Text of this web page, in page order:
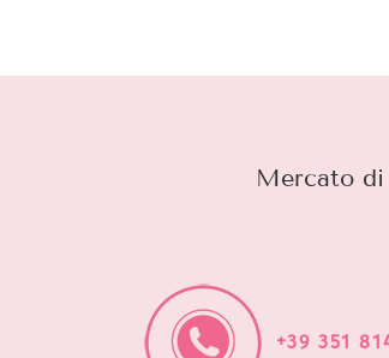
Mercato di
+39 351